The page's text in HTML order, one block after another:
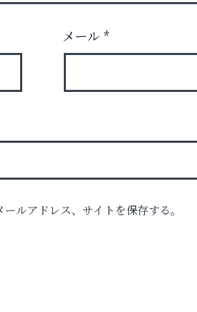
メール *
ルアドレス、サイトを保存する。